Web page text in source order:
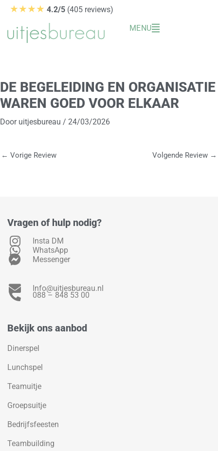
de
★★★★ 4.2/5 (405 reviews)
MENU
DE BEGELEIDING EN ORGANISATIE
WAREN GOED VOOR ELKAAR
Door uitjesbureau / 24/03/2026
← Vorige Review Volgende Review →
Vragen of hulp nodig?
Insta DM
WhatsApp
Messenger
Info@uitjesbureau.nl
088 – 848 53 00
Bekijk ons aanbod
Dinerspel
Lunchspel
Teamuitje
Groepsuitje
Bedrijfsfeesten
Teambuilding